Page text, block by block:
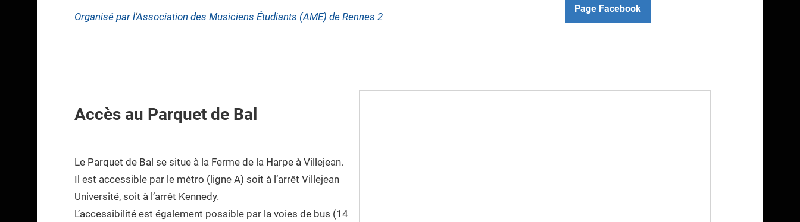
Organisé par l‘Association des Musiciens Étudiants (AME) de Rennes 2
Page Facebook
Accès au Parquet de Bal
Le Parquet de Bal se situe à la Ferme de la Harpe à Villejean.
Il est accessible par le métro (ligne A) soit à l’arrêt Villejean
Université, soit à l’arrêt Kennedy.
L’accessibilité est également possible par la voies de bus (14